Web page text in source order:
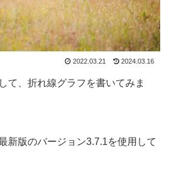
2022.03.21 2024.03.16
て、折れ線グラフを書いてみま
新版のバージョン3.7.1を使用して